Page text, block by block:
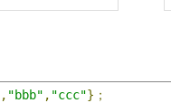
, "bbb" , "ccc"}；